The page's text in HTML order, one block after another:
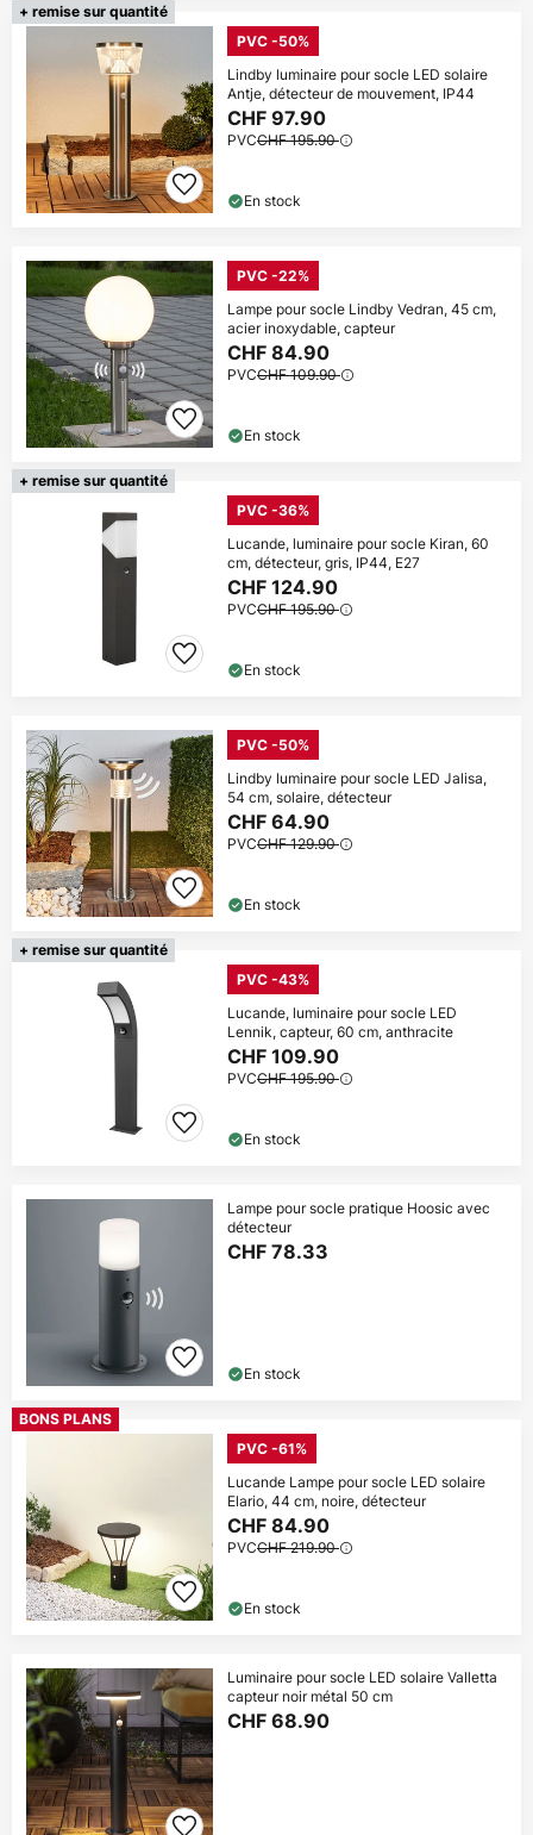
+ remise sur quantité
PVC -50%
Lindby luminaire pour socle LED solaire
Antje, détecteur de mouvement, IP44
CHF 97.90
PVCCHF 195.90
En stock
PVC -22%
Lampe pour socle Lindby Vedran, 45 cm,
acier inoxydable, capteur
CHF 84.90
PVCCHF 109.90
En stock
+ remise sur quantité
PVC -36%
Lucande, luminaire pour socle Kiran, 60
cm, détecteur, gris, IP44, E27
CHF 124.90
PVCCHF 195.90
En stock
PVC -50%
Lindby luminaire pour socle LED Jalisa,
54 cm, solaire, détecteur
CHF 64.90
PVCCHF 129.90
En stock
+ remise sur quantité
PVC -43%
Lucande, luminaire pour socle LED
Lennik, capteur, 60 cm, anthracite
CHF 109.90
PVCCHF 195.90
En stock
Lampe pour socle pratique Hoosic avec
détecteur
CHF 78.33
En stock
BONS PLANS
PVC -61%
Lucande Lampe pour socle LED solaire
Elario, 44 cm, noire, détecteur
CHF 84.90
PVCCHF 219.90
En stock
Luminaire pour socle LED solaire Valletta
capteur noir métal 50 cm
CHF 68.90